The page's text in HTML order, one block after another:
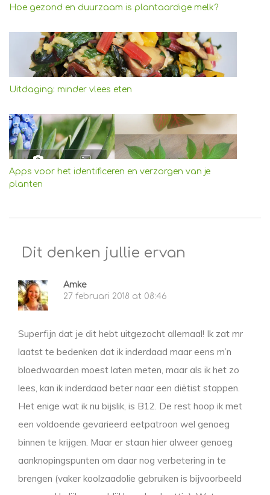
Hoe gezond en duurzaam is plantaardige melk?
Uitdaging: minder vlees eten
Apps voor het identificeren en verzorgen van je
planten
Dit denken jullie ervan
Amke
27 februari 2018 at 08:46
Superfijn dat je dit hebt uitgezocht allemaal! Ik zat mr
laatst te bedenken dat ik inderdaad maar eens m’n
bloedwaarden moest laten meten, maar als ik het zo
lees, kan ik inderdaad beter naar een diëtist stappen.
Het enige wat ik nu bijslik, is B12. De rest hoop ik met
een voldoende gevarieerd eetpatroon wel genoeg
binnen te krijgen. Maar er staan hier alweer genoeg
aanknopingspunten om daar nog verbetering in te
brengen (vaker koolzaadolie gebruiken is bijvoorbeeld